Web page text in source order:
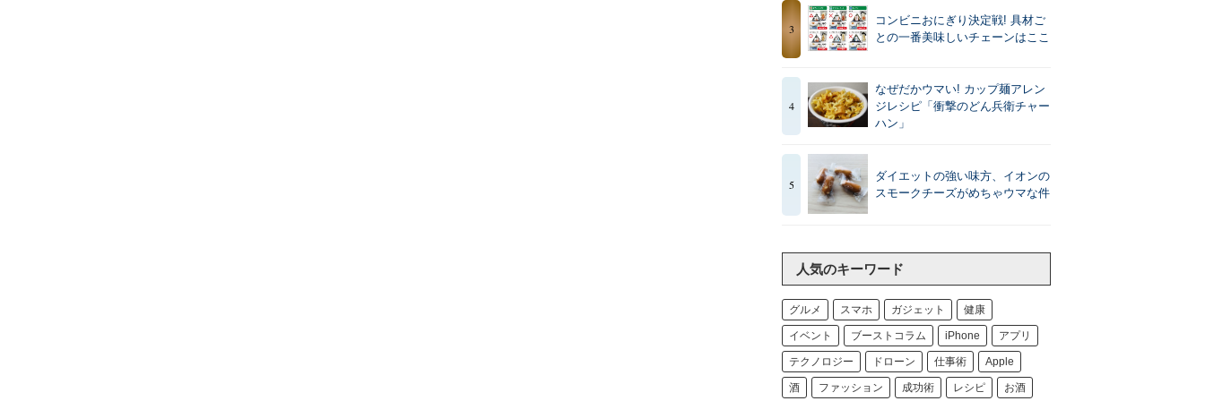
3
コンビニおにぎり決定戦! 具材ご
との一番美味しいチェーンはここ
4
なぜだかウマい! カップ麺アレン
ジレシピ「衝撃のどん兵衛チャー
ハン」
5
ダイエットの強い味方、イオンの
スモークチーズがめちゃウマな件
人気のキーワード
グルメ スマホ ガジェット 健康
イベント ブーストコラム iPhone アプリ
テクノロジー ドローン 仕事術 Apple
酒 ファッション 成功術 レシピ お酒